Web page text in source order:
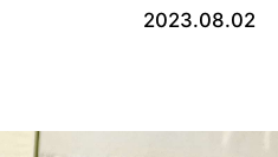
2023.08.02